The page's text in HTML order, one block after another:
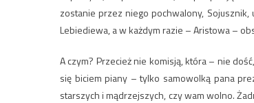
zostanie przez niego pochwalony,
Lebiediewa, a w każdym razie – Aristowa –
A czym? Przecież nie komisją, która – nie
się biciem piany – tylko samowolką pana
starszych i mądrzejszych, czy wam wolno.